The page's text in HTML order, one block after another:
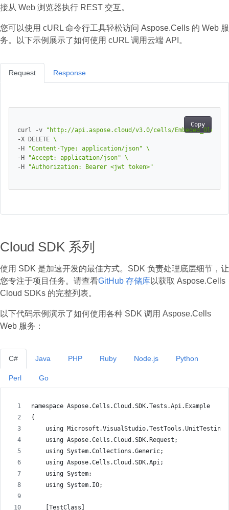
接从 Web 浏览器执行 REST 交互。
您可以使用 cURL 命令行工具轻松访问 Aspose.Cells 的 Web 服
务。以下示例展示了如何使用 cURL 调用云端 API。
Request
Copy
curl -v
"http://api.aspose.cloud/v3.0/cells/
-X DELETE
-H
"Content-Type: application/json"
-H
"Accept: application/json"
-H
"Authorization: Bearer <jwt token>"
Response
Cloud SDK 系列
使用 SDK 是加速开发的最佳方式。SDK 负责处理底层细节，让
您专注于项目任务。请查看GitHub 存储库以获取 Aspose.Cells
Cloud SDKs 的完整列表。
以下代码示例演示了如何使用各种 SDK 调用 Aspose.Cells
Web 服务：
C#
namespace Aspose.Cells.Cloud.SDK.Tests.Api.Example
{
    using Microsoft.VisualStudio.TestTools.UnitTesting;
    using Aspose.Cells.Cloud.SDK.Request;
    using System.Collections.Generic;
    using Aspose.Cells.Cloud.SDK.Api;
    using System;
    using System.IO;
    [TestClass]
Java PHP Ruby Node.js Python
Perl Go